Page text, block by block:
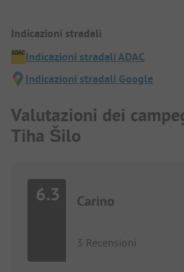
Indicazioni stradali
Indicazioni stradali ADAC
Indicazioni stradali Google
Valutazioni dei
Tiha Šilo
6.3 Carino
3 Recensioni